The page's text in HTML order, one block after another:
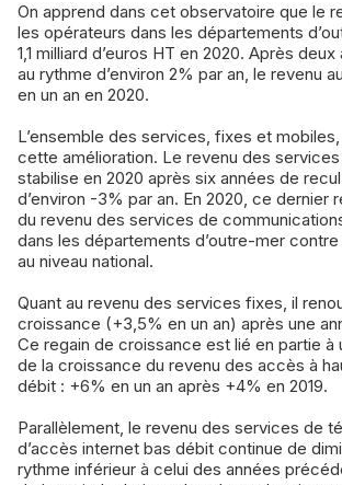
On apprend dans cet observatoire que le
les opérateurs dans les départements
1,1 milliard d’euros HT en 2020. Après
au rythme d’environ 2% par an, le revenu
en un an en 2020.
L’ensemble des services, fixes et
cette amélioration. Le revenu des
stabilise en 2020 après six années de
d’environ -3% par an. En 2020, ce dernier
du revenu des services de
dans les départements d’outre-mer
au niveau national.
Quant au revenu des services fixes, il
croissance (+3,5% en un an) après une
Ce regain de croissance est lié en partie à
de la croissance du revenu des accès à
débit : +6% en un an après +4% en 2019.
Parallèlement, le revenu des services de
d’accès internet bas débit continue de
rythme inférieur à celui des années